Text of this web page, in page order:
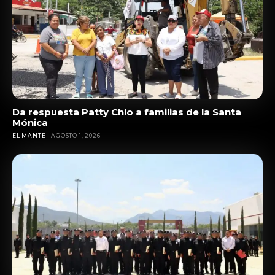
Da respuesta Patty Chío a familias de la Santa
Mónica
EL MANTE AGOSTO 1, 2026